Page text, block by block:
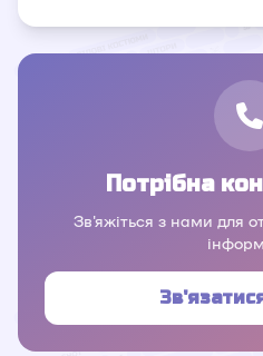
Потрібна
Зв'яжіться з нами для